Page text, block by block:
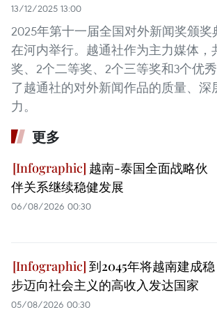
13/12/2025 13:00
2025年第十一届全国对外新闻奖颁奖
在河内举行。越通社作为主力媒体，
奖、2个二等奖、2个三等奖和3个优
了越通社的对外新闻作品的质量、深
力。
更多
越南-泰国全面战略伙
伴关系继续稳健发展
06/08/2026 00:30
到2045年将越南建成稳
步迈向社会主义的高收入发达国家
05/08/2026 00:30